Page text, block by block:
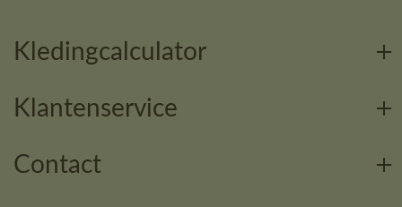
Kledingcalculator
Klantenservice
Contact